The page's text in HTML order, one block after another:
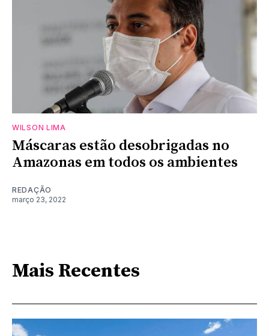
WILSON LIMA
Máscaras estão desobrigadas no
Amazonas em todos os ambientes
REDAÇÃO
março 23, 2022
Mais Recentes